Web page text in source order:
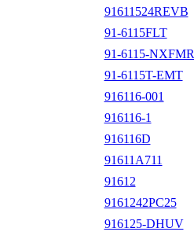
91611524REVB
91-6115FLT
91-6115-NXFMR
91-6115T-EMT
916116-001
916116-1
916116D
91611A711
91612
9161242PC25
916125-DHUV